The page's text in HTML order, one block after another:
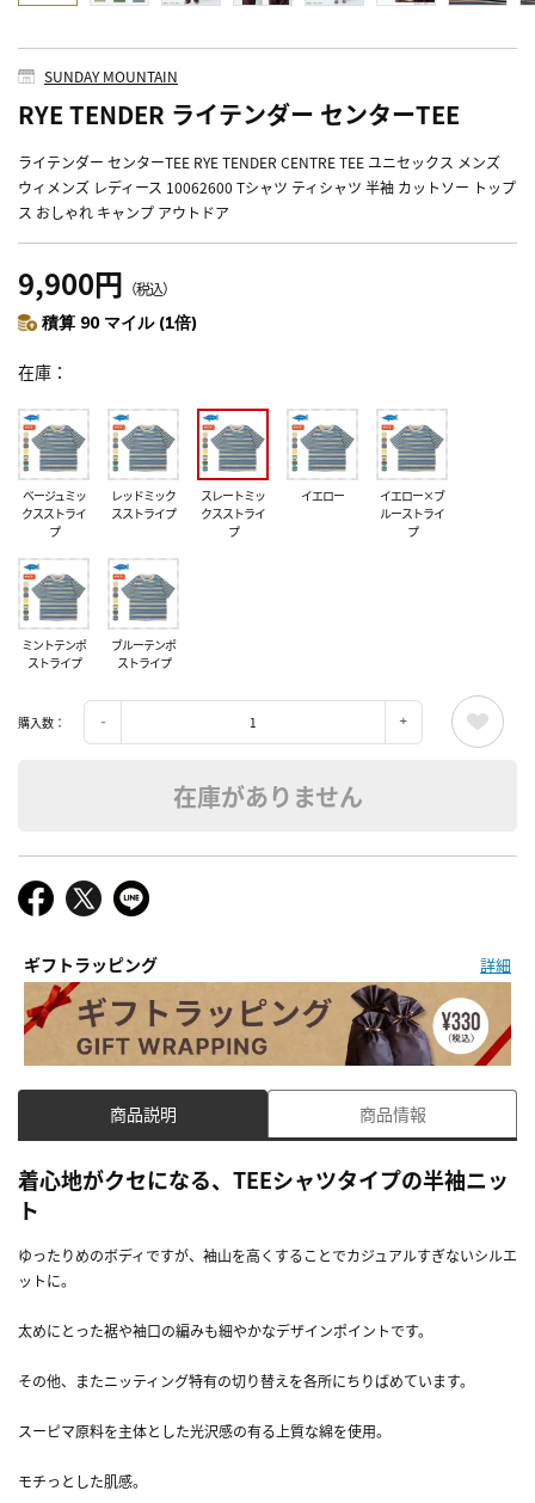
SUNDAY MOUNTAIN
RYE TENDER ライテンダー センターTEE
ライテンダー センターTEE RYE TENDER CENTRE TEE ユニセックス メンズ
ウィメンズ レディース 10062600 Tシャツ ティシャツ 半袖 カットソー トップ
ス おしゃれ キャンプ アウトドア
9,900円 （税込）
積算 90 マイル (1倍)
在庫
ベージュミッ
クスストライ
プ
レッドミック
スストライプ
スレートミッ
クスストライ
プ
イエロー
イエロー×ブ
ルーストライ
プ
ミントテンポ
ストライプ
ブルーテンポ
ストライプ
購入数：
在庫がありません
ギフトラッピング 詳細
商品説明 商品情報
着心地がクセになる、TEEシャツタイプの半袖ニッ
ト
ゆったりめのボディですが、袖山を高くすることでカジュアルすぎないシルエ
ットに。
太めにとった裾や袖口の編みも細やかなデザインポイントです。
その他、またニッティング特有の切り替えを各所にちりばめています。
スーピマ原料を主体とした光沢感の有る上質な綿を使用。
モチっとした肌感。